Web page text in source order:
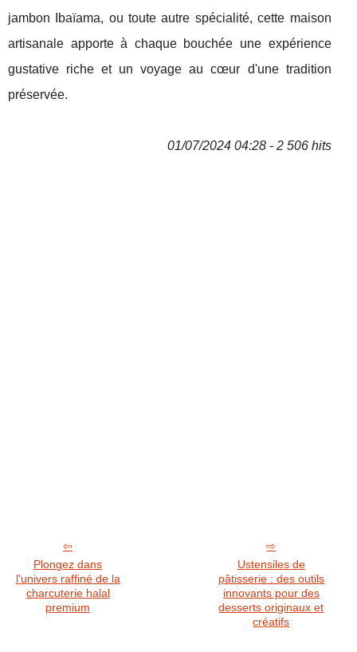
jambon Ibaïama, ou toute autre spécialité, cette maison
artisanale apporte à chaque bouchée une expérience
gustative riche et un voyage au cœur d'une tradition
préservée.
01/07/2024 04:28 - 2 506 hits
Plongez dans
l'univers raffiné de la
charcuterie halal
premium
Ustensiles de
pâtisserie : des outils
innovants pour des
desserts originaux et
créatifs